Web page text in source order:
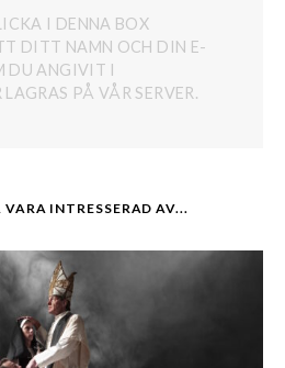
I DENNA BOX
DITT NAMN OCH DIN E-
DU ANGIVIT I
PÅ VÅR SERVER.
VARA INTRESSERAD AV...